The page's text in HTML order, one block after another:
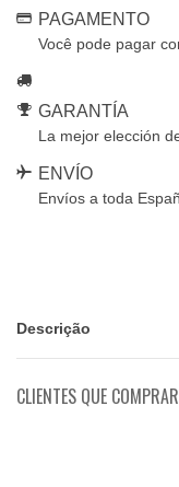
PAGAMENTO
Você pode pagar
GARANTÍA
La mejor elección
ENVÍO
Envíos a toda
Descrição
CLIENTES QUE